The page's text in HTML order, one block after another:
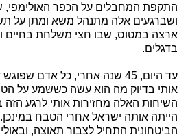
התקפת המחבלים על הכפר האולימפי,
ושברגעים אלה מתנהל משא ומתן על
ארצה במטוס, שבו חצי משלחת בחיים
בדגלים.
עד היום, 45 שנה אחרי, כל אדם
אותי בדיוק מה הוא עשה כששמע על
השיחות האלה מחזירות אותי לרגע
הייתה אותה ישראל אחרי הטבח
הביטחונית התחיל לצבור תאוצה,